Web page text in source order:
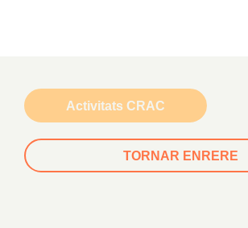
Activitats CRAC
TORNAR ENRERE